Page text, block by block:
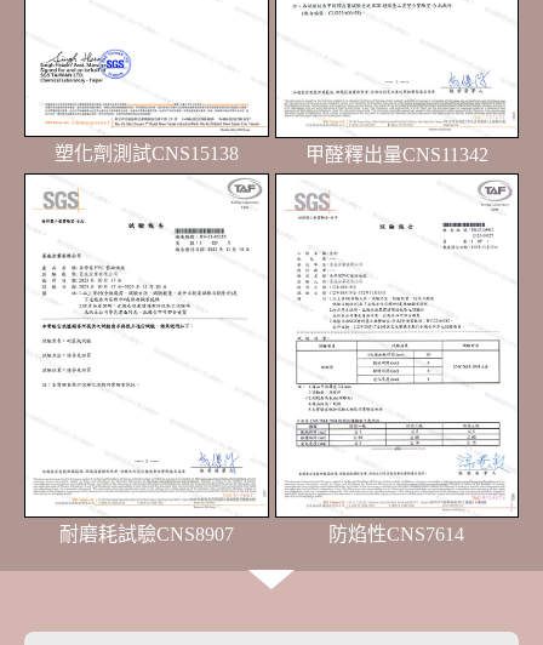
塑化劑測試CNS15138 甲醛釋出量CNS11342
耐磨耗試驗CNS8907 防焰性CNS7614